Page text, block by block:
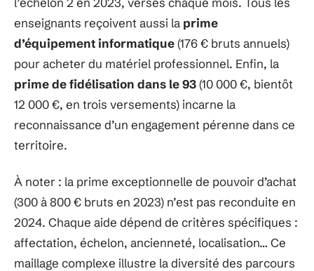
enseignants reçoivent aussi la prime
d’équipement informatique(176 € bruts annuels)
pour acheter du matériel professionnel. Enfin, la
prime de fidélisation dans le 93(10 000 €, bientôt
12 000 €, en trois versements) incarne la
reconnaissance d’un engagement pérenne dans ce
territoire.
À noter : la prime exceptionnelle de pouvoir d’achat
(300 à 800 € bruts en 2023) n’est pas reconduite en
2024. Chaque aide dépend de critères spécifiques :
affectation, échelon, ancienneté, localisation… Ce
maillage complexe illustre la diversité des parcours